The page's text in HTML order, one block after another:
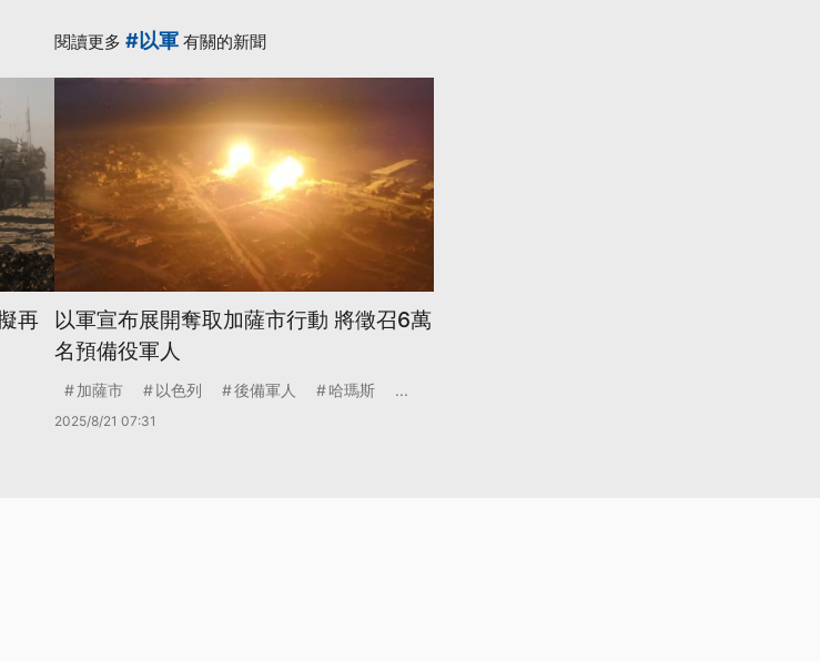
再
閱讀更多 #以軍 有關的新聞
以軍宣布展開奪取加薩市行動 將徵召6萬
名預備役軍人
加薩市 以色列 後備軍人 哈瑪斯 ...
2025/8/21 07:31